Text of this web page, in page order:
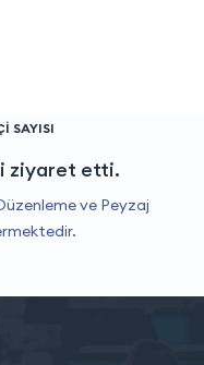
SAYISI
ziyaret etti.
ve Peyzaj